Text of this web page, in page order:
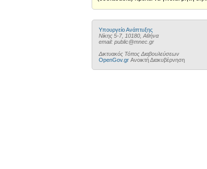
Υπουργείο Ανάπτυξης
Νίκης 5-7, 10180, Αθήνα
email: public@mnec.gr
Δικτυακός Τόπος Διαβουλεύσεων
OpenGov.gr Ανοικτή Διακυβέρνηση